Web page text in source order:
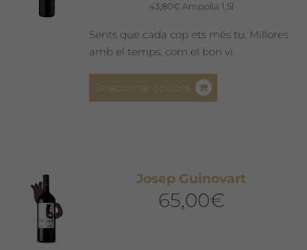
triar
43,80€ Ampolla 1,5l
Sents que cada cop ets més tu. Millores
amb el temps, com el bon vi.
Seleccionar opcions
opcions
Josep Guinovart
65,00€